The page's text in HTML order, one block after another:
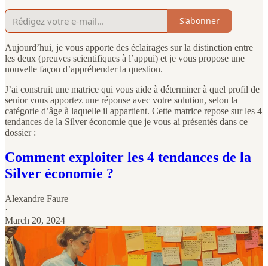
S'abonner
Aujourd’hui, je vous apporte des éclairages sur la distinction entre
les deux (preuves scientifiques à l’appui) et je vous propose une
nouvelle façon d’appréhender la question.
J’ai construit une matrice qui vous aide à déterminer à quel profil de
senior vous apportez une réponse avec votre solution, selon la
catégorie d’âge à laquelle il appartient. Cette matrice repose sur les 4
tendances de la Silver économie que je vous ai présentés dans ce
dossier :
Comment exploiter les 4 tendances de la
Silver économie ?
Alexandre Faure
·
March 20, 2024